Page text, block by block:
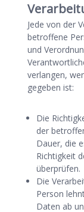
Jede von der
betroffene
und
verlangen,
gegeben ist:
Die
der
Dauer, die
Richtigkeit
überprüfen.
Die
Person
Daten ab